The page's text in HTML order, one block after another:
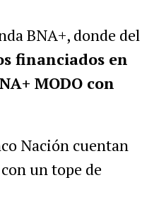
BNA+, donde del
financiados en
MODO con
Nación cuentan
un tope de